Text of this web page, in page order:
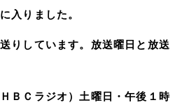
入りました。
りしています。放送曜日と放送
ＢＣラジオ）土曜日・午後１時